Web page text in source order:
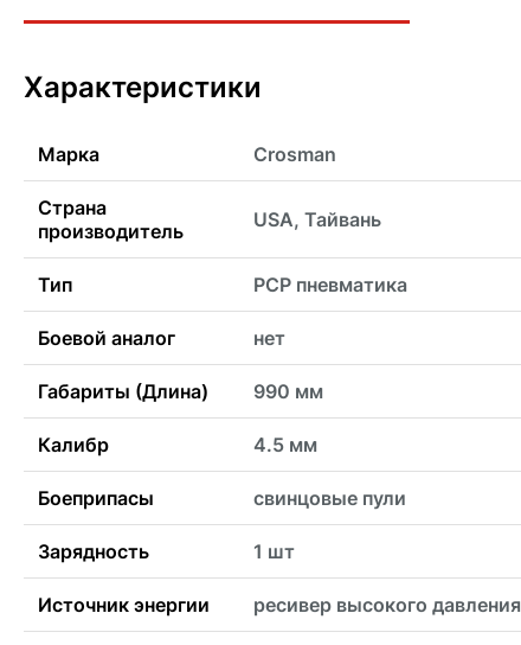
Характеристики
Марка Crosman
Страна
производитель
USA, Тайвань
Тип PCP пневматика
Боевой аналог нет
Габариты (Длина) 990 мм
Калибр 4.5 мм
Боеприпасы свинцовые пули
Зарядность 1 шт
Источник энергии ресивер высокого давления